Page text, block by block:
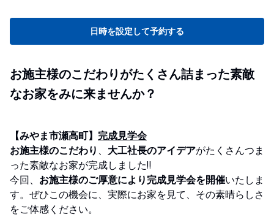
日時を設定して予約する
お施主様のこだわりがたくさん詰まった素敵
なお家をみに来ませんか？
【みやま市瀬高町】 完成見学会
お施主様のこだわり 、 大工社長のアイデアがたくさんつま
った素敵なお家が完成しました‼
今回、 お施主様のご厚意により完成見学会を開催いたしま
す。ぜひこの機会に、実際にお家を見て、その素晴らしさ
をご体感ください。